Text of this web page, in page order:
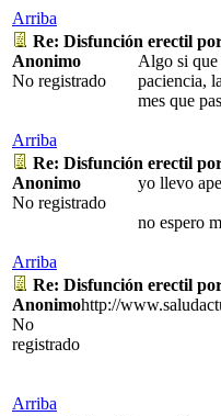
Arriba
Re: Disfunción erectil
Anonimo
No registrado
Algo si que
paciencia,
mes que
Arriba
Re: Disfunción erectil
Anonimo
No registrado
yo llevo
no espero
Arriba
Re: Disfunción erectil
Anonimo
No
registrado
http://
Arriba